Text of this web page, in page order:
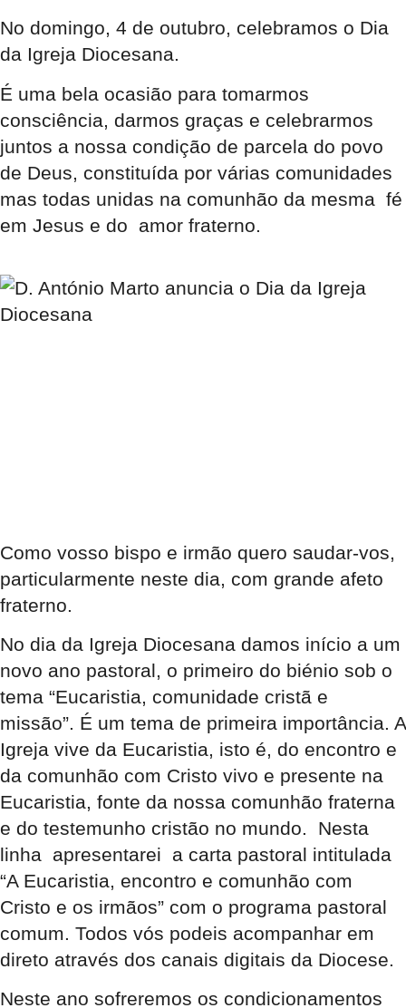
No domingo, 4 de outubro, celebramos o Dia
da Igreja Diocesana.
É uma bela ocasião para tomarmos
consciência, darmos graças e celebrarmos
juntos a nossa condição de parcela do povo
de Deus, constituída por várias comunidades
mas todas unidas na comunhão da mesma fé
em Jesus e do amor fraterno.
Como vosso bispo e irmão quero saudar-vos,
particularmente neste dia, com grande afeto
fraterno.
No dia da Igreja Diocesana damos início a um
novo ano pastoral, o primeiro do biénio sob o
tema “Eucaristia, comunidade cristã e
missão”. É um tema de primeira importância. A
Igreja vive da Eucaristia, isto é, do encontro e
da comunhão com Cristo vivo e presente na
Eucaristia, fonte da nossa comunhão fraterna
e do testemunho cristão no mundo. Nesta
linha apresentarei a carta pastoral intitulada
“A Eucaristia, encontro e comunhão com
Cristo e os irmãos” com o programa pastoral
comum. Todos vós podeis acompanhar em
direto através dos canais digitais da Diocese.
Neste ano sofreremos os condicionamentos